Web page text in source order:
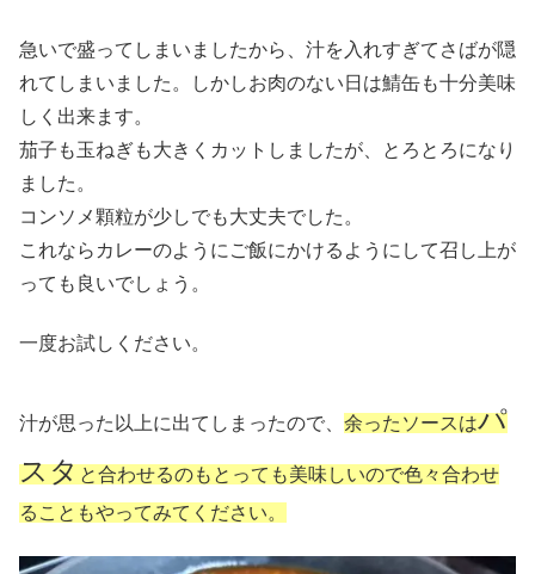
急いで盛ってしまいましたから、汁を入れすぎてさばが隠
れてしまいました。しかしお肉のない日は鯖缶も十分美味
しく出来ます。
茄子も玉ねぎも大きくカットしましたが、とろとろになり
ました。
コンソメ顆粒が少しでも大丈夫でした。
これならカレーのようにご飯にかけるようにして召し上が
っても良いでしょう。
一度お試しください。
汁が思った以上に出てしまったので、 余ったソースはパ
スタと合わせるのもとっても美味しいので色々合わせ
ることもやってみてください。